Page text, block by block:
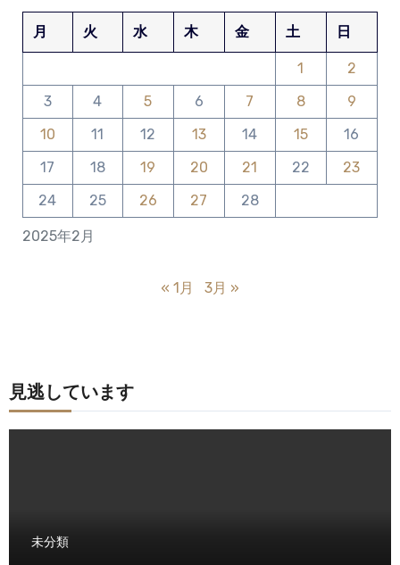
2025年2月
月 火 水 木 金 土 日
1
2
3
4 5 6 7 8
9
10
11 12 13 14 15
16
17
18 19 20 21 22
23
24
25 26 27 28
« 1月 3月 »
見逃しています
未分類